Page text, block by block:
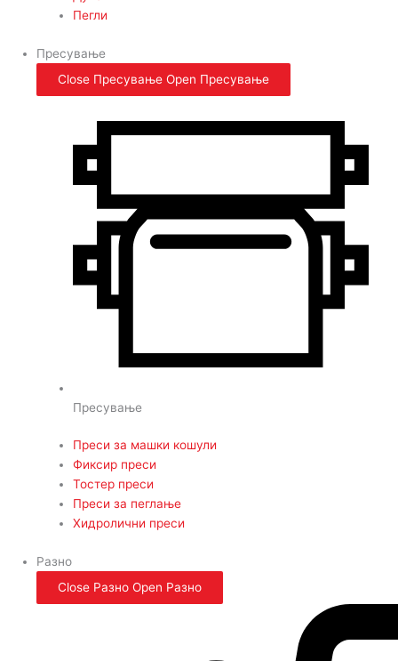
Пегли
Пресување
Close Пресување Open Пресување
Пресување
Преси за машки кошули
Фиксир преси
Тостер преси
Преси за пеглање
Хидролични преси
Разно
Close Разно Open Разно